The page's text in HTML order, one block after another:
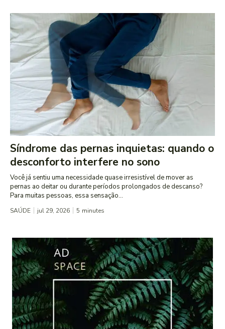
Síndrome das pernas inquietas: quando o
desconforto interfere no sono
Você já sentiu uma necessidade quase irresistível de mover as
pernas ao deitar ou durante períodos prolongados de descanso?
Para muitas pessoas, essa sensação...
SAÚDE jul 29, 2026 5 minutes